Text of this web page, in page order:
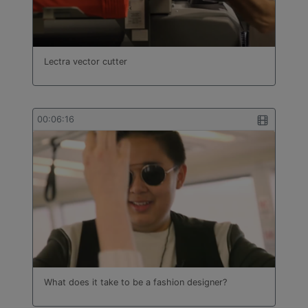
Lectra vector cutter
00:06:16
What does it take to be a fashion designer?
bâtiment
Technologie
Travail des métaux en feuilles
Turc